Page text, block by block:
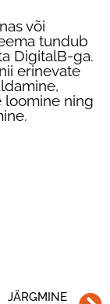
või
tundub
DigitalB-ga.
erinevate
loomine ning
JÄRGMINE